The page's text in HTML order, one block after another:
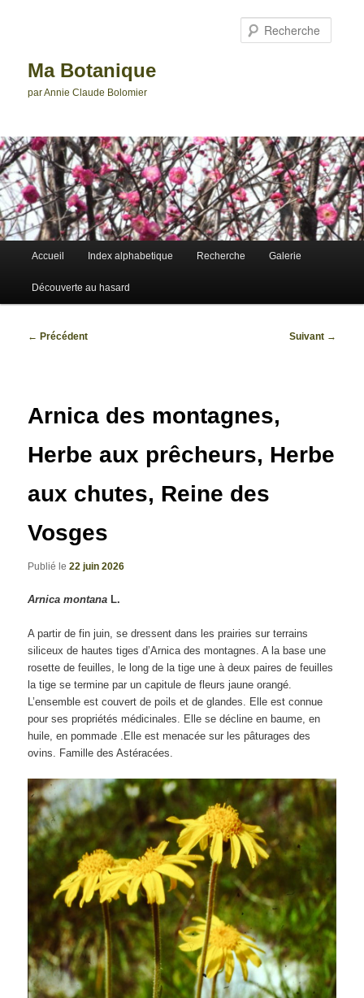
Ma Botanique
par Annie Claude Bolomier
Accueil Index alphabetique Recherche Galerie
Découverte au hasard
Navigation
← Précédent Suivant →
Arnica des montagnes,
Herbe aux prêcheurs, Herbe
aux chutes, Reine des
Vosges
Publié le22 juin 2026
Arnica montana L.
A partir de fin juin, se dressent dans les prairies sur terrains
siliceux de hautes tiges d’Arnica des montagnes. A la base une
rosette de feuilles, le long de la tige une à deux paires de feuilles
la tige se termine par un capitule de fleurs jaune orangé.
L’ensemble est couvert de poils et de glandes. Elle est connue
pour ses propriétés médicinales. Elle se décline en baume, en
huile, en pommade .Elle est menacée sur les pâturages des
ovins. Famille des Astéracées.